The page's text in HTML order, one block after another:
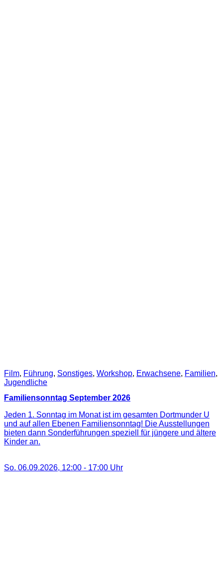
Film, Führung, Sonstiges, Workshop, Erwachsene, Familien,
Jugendliche
Familiensonntag September 2026
Jeden 1. Sonntag im Monat ist im gesamten Dortmunder U
und auf allen Ebenen Familiensonntag! Die Ausstellungen
bieten dann Sonderführungen speziell für jüngere und ältere
Kinder an.
So. 06.09.2026, 12:00 - 17:00 Uhr